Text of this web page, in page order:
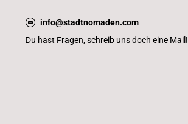
info@stadtnomaden.com
Du hast Fragen, schreib uns doch eine Mail!